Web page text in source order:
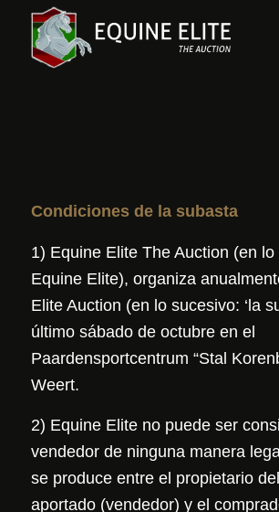
Condiciones de la subasta
1) Equine Elite The Auction (en lo
Equine Elite), organiza
Elite Auction (en lo sucesivo: ‘la
último sábado de octubre en el
Paardensportcentrum “Stal
Weert.
2) Equine Elite no puede ser
vendedor de ninguna manera
se produce entre el propietario
aportado (vendedor) y el